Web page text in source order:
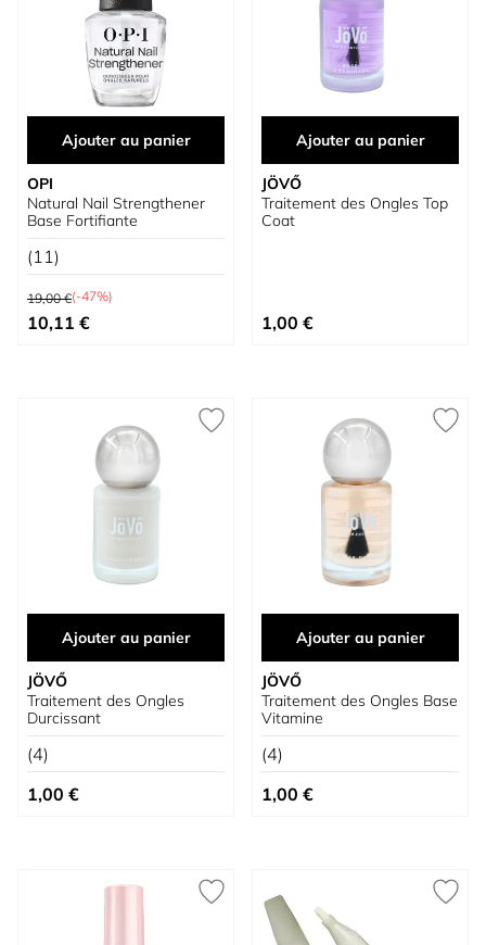
Ajouter au panier
OPI
Natural Nail Strengthener
Base Fortifiante
(11)
Prix normal
19,00 €(-47%)
Prix spécial
10,11 €
Ajouter au panier
JÖVŐ
Traitement des Ongles Top
Coat
1,00 €
Ajouter au panier
JÖVŐ
Traitement des Ongles
Durcissant
(4)
1,00 €
Ajouter au panier
JÖVŐ
Traitement des Ongles Base
Vitamine
(4)
1,00 €